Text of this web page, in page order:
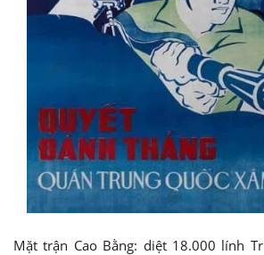
Mặt trận Cao Bằng: diệt 18.000 lính